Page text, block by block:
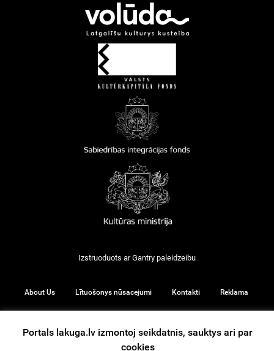
Izstruoduots arGantry paleidzeibu
About Us Lītuošonys nūsacejumi Kontakti Reklama
Portals lakuga.lv izmontoj seikdatnis, sauktys ari par
cookies